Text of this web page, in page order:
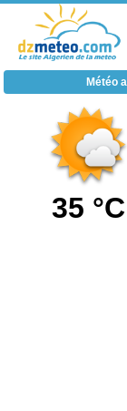
Météo
35 °C